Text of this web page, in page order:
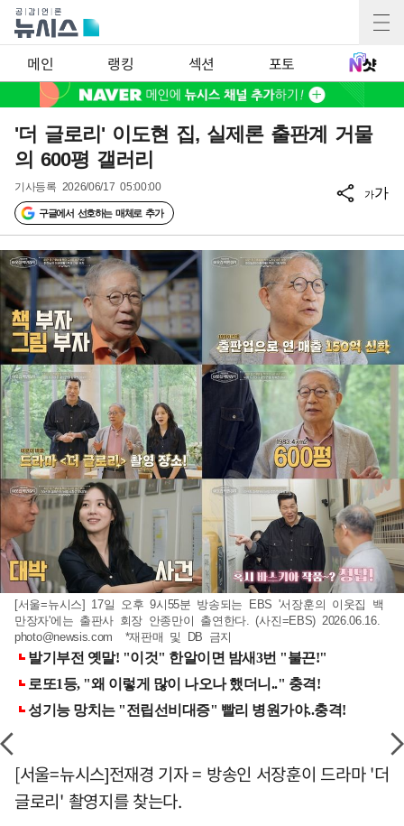
메인 랭킹 섹션 포토
'더 글로리' 이도현 집, 실제론 출판계 거물
의 600평 갤러리
기사등록 2026/06/17 05:00:00
구글에서 선호하는 매체로 추가
가가
[서울=뉴시스] 17일 오후 9시55분 방송되는 EBS '서장훈의 이웃집 백
만장자'에는 출판사 회장 안종만이 출연한다. (사진=EBS) 2026.06.16.
photo@newsis.com *재판매 및 DB 금지
[서울=뉴시스]전재경 기자 = 방송인 서장훈이 드라마 '더
글로리' 촬영지를 찾는다.